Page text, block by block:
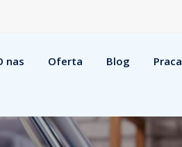
nas Oferta Blog Praca